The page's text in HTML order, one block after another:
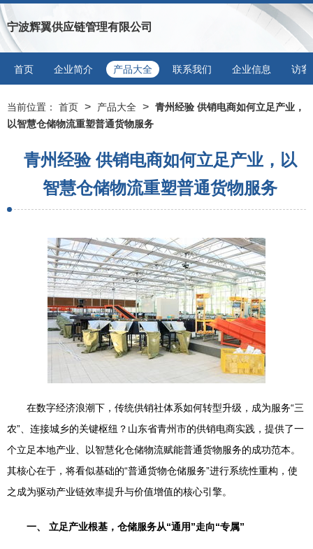
宁波辉翼供应链管理有限公司
首页 企业简介 产品大全 联系我们 企业信息 访客
当前位置： 首页 > 产品大全 > 青州经验 供销电商如何立足产业，
以智慧仓储物流重塑普通货物服务
青州经验 供销电商如何立足产业，以
智慧仓储物流重塑普通货物服务
在数字经济浪潮下，传统供销社体系如何转型升级，成为服务“三
农”、连接城乡的关键枢纽？山东省青州市的供销电商实践，提供了一
个立足本地产业、以智慧化仓储物流赋能普通货物服务的成功范本。
其核心在于，将看似基础的“普通货物仓储服务”进行系统性重构，使
之成为驱动产业链效率提升与价值增值的核心引擎。
一、 立足产业根基，仓储服务从“通用”走向“专属”